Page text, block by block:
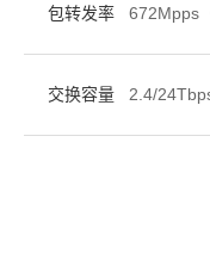
包转发率 672Mpps
交换容量 2.4/